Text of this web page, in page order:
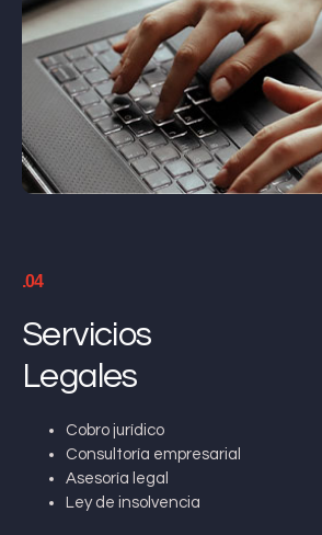
.04
Servicios
Legales
Cobro jurídico
Consultoría empresarial
Asesoría legal
Ley de insolvencia